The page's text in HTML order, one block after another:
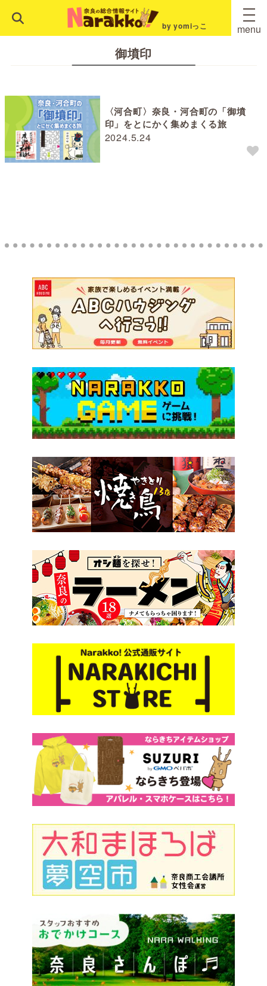
by yomiっこ menu
御墳印
2024.5.24
〈河合町〉奈良・河合町の「御墳
印」をとにかく集めまくる旅